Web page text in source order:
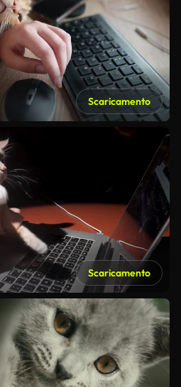
Scaricamento
Scaricamento